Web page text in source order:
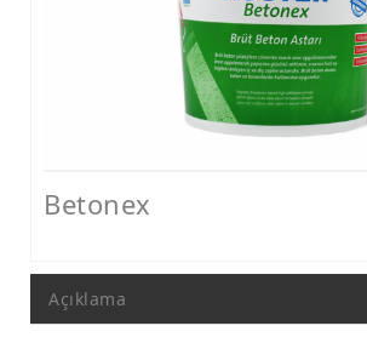
Sentetik Örtüler (TPO – ECB)
Nem ve Rutubet Yalıtımı Ürünleri
Mantolama ve Dış Cephe Isı Yalıtımı Sistemleri
Tamir ve Aderans Harçları, Epoksi Harçlar ve
Zemin Kaplamaları (Epoksi, Poliüretan,
Betonex
Açıklama